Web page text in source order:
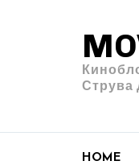
Струва
HOME